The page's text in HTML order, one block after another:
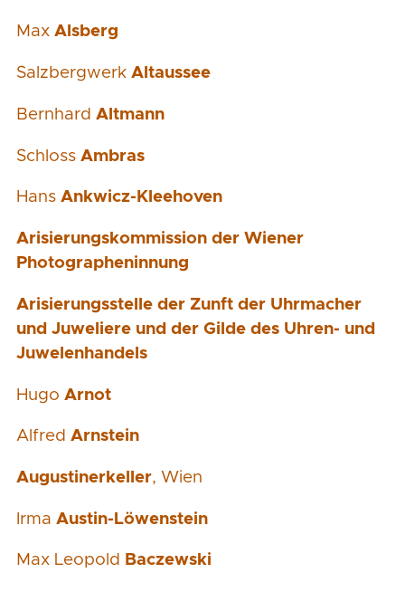
Max Alsberg
Salzbergwerk Altaussee
Bernhard Altmann
Schloss Ambras
Hans Ankwicz-Kleehoven
Arisierungskommission der Wiener
Photographeninnung
Arisierungsstelle der Zunft der Uhrmacher
und Juweliere und der Gilde des Uhren- und
Juwelenhandels
Hugo Arnot
Alfred Arnstein
Augustinerkeller, Wien
Irma Austin-Löwenstein
Max Leopold Baczewski